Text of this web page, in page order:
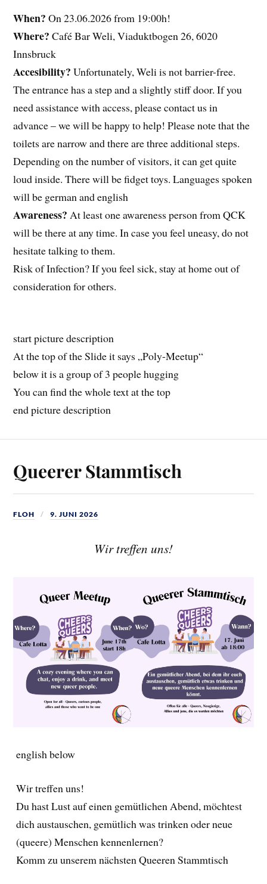
When? On 23.06.2026 from 19:00h!
Where? Café Bar Weli, Viaduktbogen 26, 6020
Innsbruck
Accesibility? Unfortunately, Weli is not barrier-free.
The entrance has a step and a slightly stiff door. If you
need assistance with access, please contact us in
advance – we will be happy to help! Please note that the
toilets are narrow and there are three additional steps.
Depending on the number of visitors, it can get quite
loud inside. There will be fidget toys. Languages spoken
will be german and english
Awareness?At least one awareness person from QCK
will be there at any time. In case you feel uneasy, do not
hesitate talking to them.
Risk of Infection? If you feel sick, stay at home out of
consideration for others.
start picture description
At the top of the Slide it says „Poly-Meetup“
below it is a group of 3 people hugging
You can find the whole text at the top
end picture description
Queerer Stammtisch
FLOH 9. JUNI 2026
Wir treffen uns!
english below
Wir treffen uns!
Du hast Lust auf einen gemütlichen Abend, möchtest
dich austauschen, gemütlich was trinken oder neue
(queere) Menschen kennenlernen?
Komm zu unserem nächsten Queeren Stammtisch